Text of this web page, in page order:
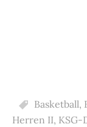
Basketball,
Herren II, KSG-